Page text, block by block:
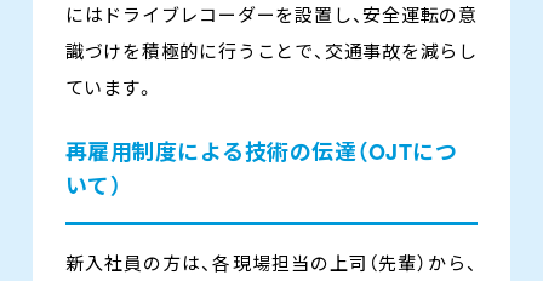
にはドライブレコーダーを設置し、安全運転の意
識づけを積極的に行うことで、交通事故を減らし
ています。
再雇用制度による技術の伝達（OJTにつ
いて）
新入社員の方は、各現場担当の上司（先輩）から、